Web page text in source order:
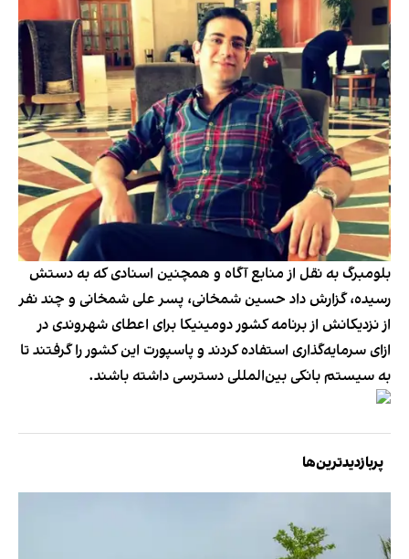
بلومبرگ به نقل از منابع آگاه و همچنین اسنادی که به دستش
رسیده، گزارش داد حسین شمخانی، پسر علی شمخانی و چند نفر
از نزدیکانش از برنامه کشور دومینیکا برای اعطای شهروندی در
ازای سرمایه‌گذاری استفاده کردند و پاسپورت این کشور را گرفتند تا
به سیستم بانکی بین‌المللی دسترسی داشته باشند.
پربازدیدترین‌ها